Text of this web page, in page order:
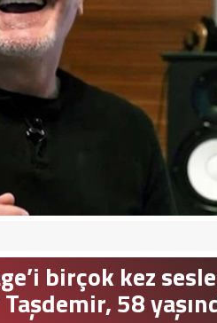
birçok kez
58